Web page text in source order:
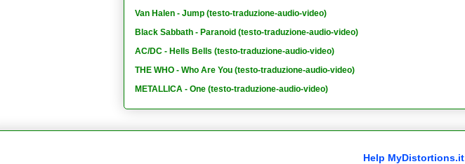
Van Halen - Jump (testo-traduzione-audio-video)
Black Sabbath - Paranoid (testo-traduzione-audio-video)
AC/DC - Hells Bells (testo-traduzione-audio-video)
THE WHO - Who Are You (testo-traduzione-audio-video)
METALLICA - One (testo-traduzione-audio-video)
Help MyDistortions.it